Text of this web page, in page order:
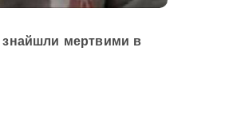
знайшли мертвими в